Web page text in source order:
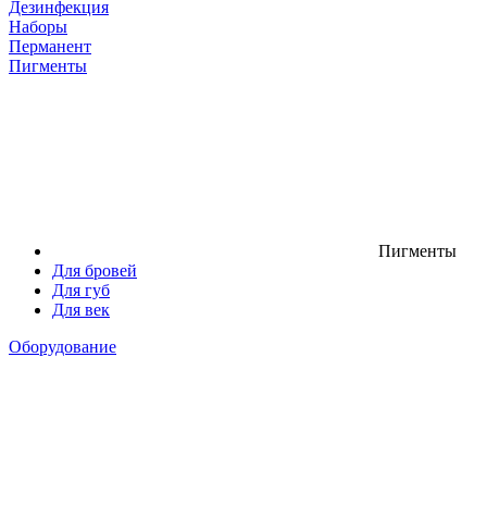
Дезинфекция
Наборы
Перманент
Пигменты
Пигменты
Для бровей
Для губ
Для век
Оборудование